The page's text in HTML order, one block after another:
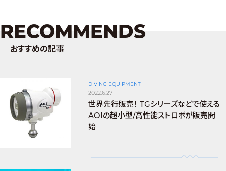
RECOMMENDS
おすすめの記事
DIVING EQUIPMENT
2022.6.27
世界先行販売！ TGシリーズなどで使える
AOIの超小型/高性能ストロボが販売開
始